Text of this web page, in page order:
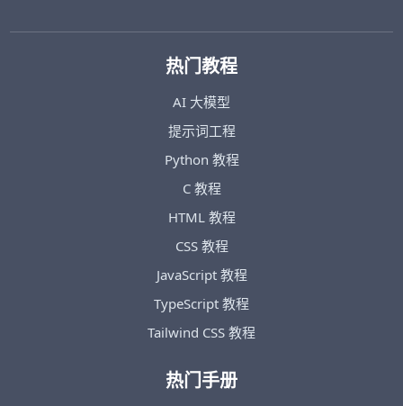
热门教程
AI 大模型
提示词工程
Python 教程
C 教程
HTML 教程
CSS 教程
JavaScript 教程
TypeScript 教程
Tailwind CSS 教程
热门手册